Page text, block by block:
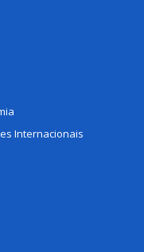
Internacionais